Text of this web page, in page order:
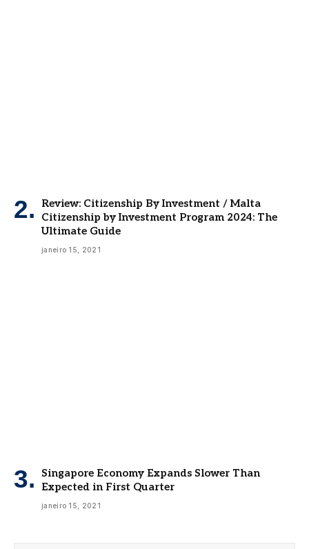
Review: Citizenship By Investment / Malta
Citizenship by Investment Program 2024: The
Ultimate Guide
janeiro 15, 2021
Singapore Economy Expands Slower Than
Expected in First Quarter
janeiro 15, 2021